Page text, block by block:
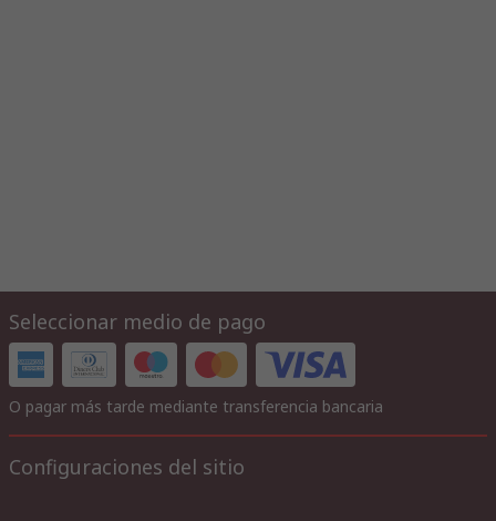
Seleccionar medio de pago
O pagar más tarde mediante transferencia bancaria
Configuraciones del sitio